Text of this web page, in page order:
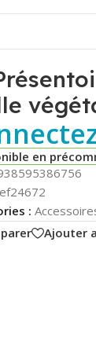
en
:
Ajouter